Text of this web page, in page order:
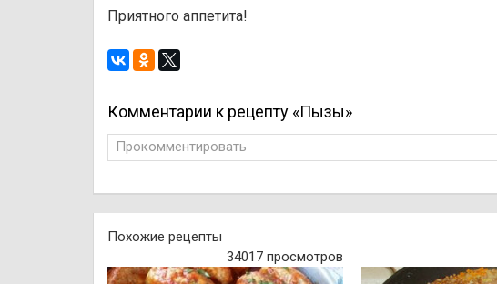
Приятного аппетита!
Комментарии к рецепту «Пызы»
Прокомментировать
Похожие рецепты
34017 просмотров